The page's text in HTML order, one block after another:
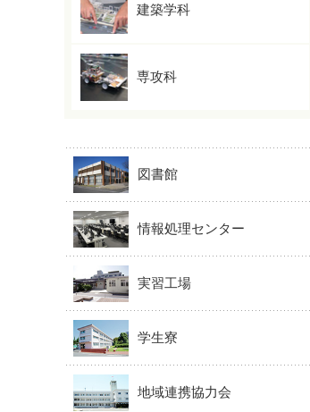
建築学科
専攻科
図書館
情報処理センター
実習工場
学生寮
地域連携協力会